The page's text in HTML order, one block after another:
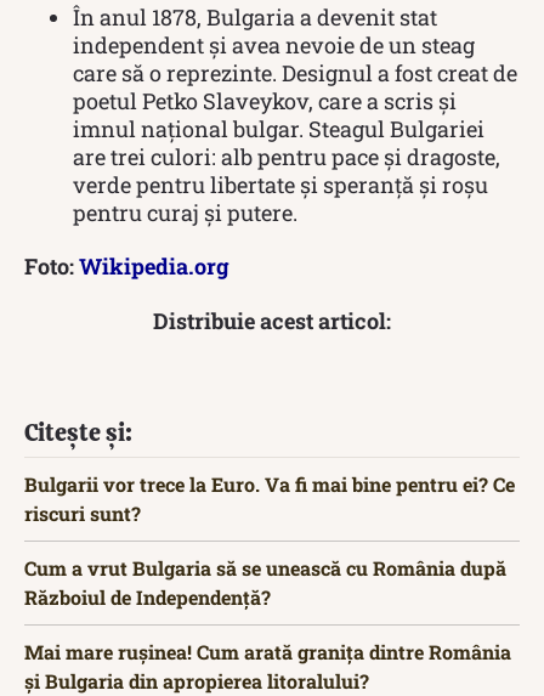
În anul 1878, Bulgaria a devenit stat
independent și avea nevoie de un steag
care să o reprezinte. Designul a fost creat de
poetul Petko Slaveykov, care a scris și
imnul național bulgar. Steagul Bulgariei
are trei culori: alb pentru pace și dragoste,
verde pentru libertate și speranță și roșu
pentru curaj și putere.
Foto:Wikipedia.org
Distribuie acest articol:
Citește și:
Bulgarii vor trece la Euro. Va fi mai bine pentru ei? Ce
riscuri sunt?
Cum a vrut Bulgaria să se unească cu România după
Războiul de Independență?
Mai mare rușinea! Cum arată granița dintre România
și Bulgaria din apropierea litoralului?